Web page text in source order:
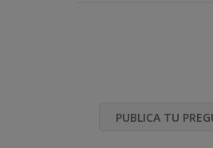
PUBLICA TU